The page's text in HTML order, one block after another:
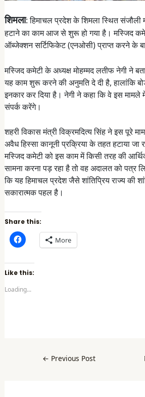
शिमला: हिमाचल प्रदेश के शिमला स्थित
हटाने का काम आज से शुरू हो गया है। मस्जिद
ऑब्जेक्शन सर्टिफिकेट (एनओसी) प्राप्त करने के
मस्जिद कमेटी के अध्यक्ष मोहम्मद लतीफ नेगी ने
यह काम शुरू करने की अनुमति दे दी है, हालांकि
इनकार कर दिया है। नेगी ने कहा कि वे इस
संपर्क करेंगे।
शहरी विकास मंत्री विक्रमदित्य सिंह ने इस पूरे
अवैध हिस्सा कानूनी प्रक्रिया के तहत हटाया जा
मस्जिद कमेटी को इस काम में किसी तरह की
सामना करना पड़ रहा है तो वह अदालत को पत्र
कि यह हिमाचल प्रदेश जैसे शांतिप्रिय राज्य की
सकारात्मक पहल है।
Share this:
C
l
k
t
o
h
More
Like this:
Loading...
← Previous Post